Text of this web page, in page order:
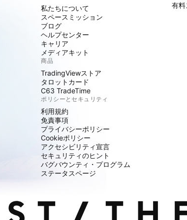
私たちについて
スペースミッション
ブログ
ヘルプセンター
キャリア
メディアキット
商品
TradingViewストア
タロットカード
C63 TradeTime
ポリシーとセキュリティ
利用規約
免責事項
プライバシーポリシー
Cookieポリシー
アクセシビリティ宣言
セキュリティのヒント
バグバウンティ・プログラム
ステータスページ
有料